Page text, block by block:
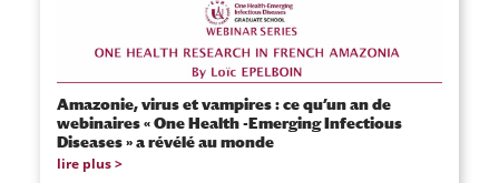
Amazonie, virus et vampires : ce qu’un an de
webinaires « One Health -Emerging Infectious
Diseases » a révélé au monde
lire plus